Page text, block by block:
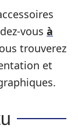
vous à
trouverez
et